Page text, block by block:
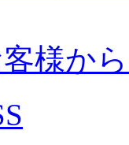
様か